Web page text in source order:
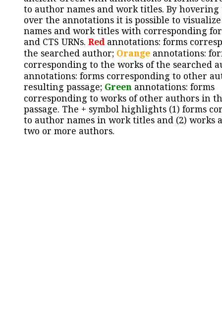
to author names and work titles. By hovering
over the annotations it is possible to
names and work titles with corresponding
and CTS URNs. Redannotations: forms
the searched author; Orange annotations:
corresponding to the works of the searched
annotations: forms corresponding to other
resulting passage; Green annotations: forms
corresponding to works of other authors in
passage. The + symbol highlights (1) forms
to author names in work titles and (2) works
two or more authors.